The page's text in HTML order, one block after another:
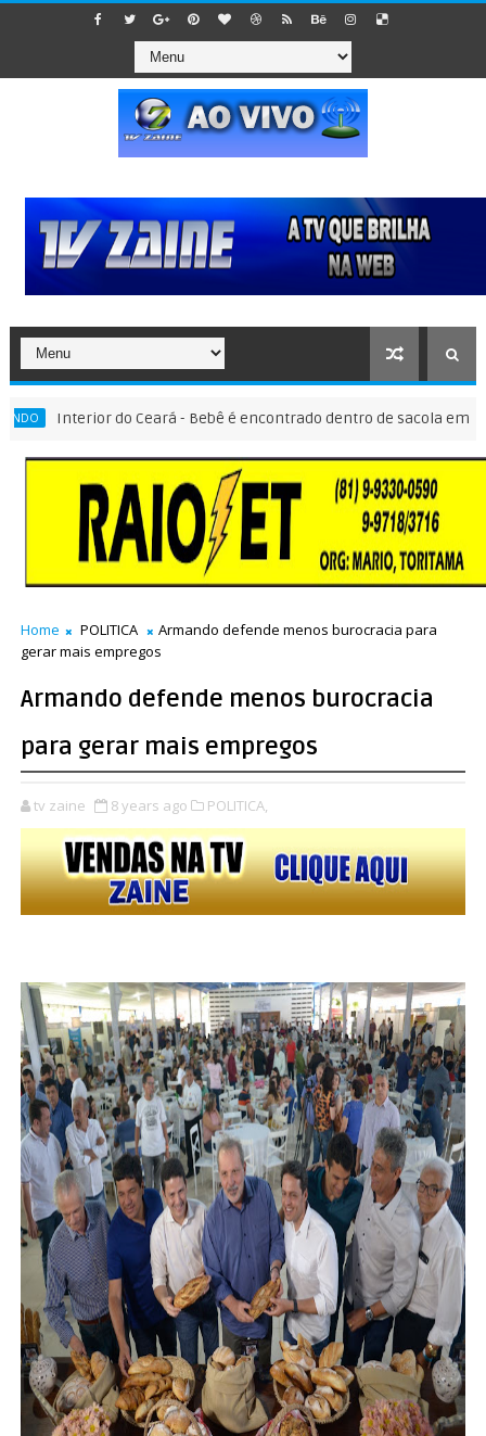
do Ceará - Bebê é encontrado dentro de sacola em meio a
Home POLITICA
Armando defende menos burocracia para
gerar mais empregos
Armando defende menos burocracia
para gerar mais empregos
tv zaine 8 years ago POLITICA,